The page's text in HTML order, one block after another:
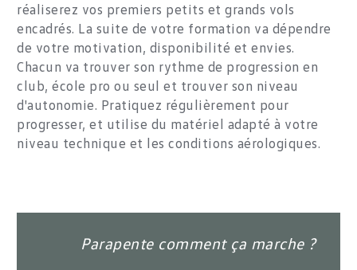
réaliserez vos premiers petits et grands vols
encadrés. La suite de votre formation va dépendre
de votre motivation, disponibilité et envies.
Chacun va trouver son rythme de progression en
club, école pro ou seul et trouver son niveau
d'autonomie. Pratiquez régulièrement pour
progresser, et utilise du matériel adapté à votre
niveau technique et les conditions aérologiques.
Parapente comment ça marche ?